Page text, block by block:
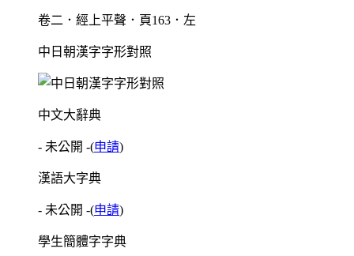
卷二．經上平聲．頁163．左
中日朝漢字字形對照
中文大辭典
- 未公開 -(申請)
漢語大字典
- 未公開 -(申請)
學生簡體字字典